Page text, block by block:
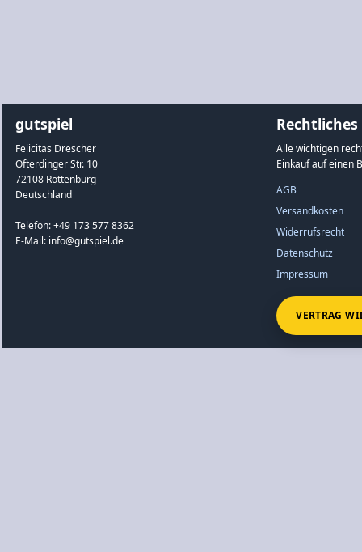
gutspiel
Felicitas Drescher
Ofterdinger Str. 10
72108 Rottenburg
Deutschland
Telefon: +49 173 577 8362
E-Mail: info@gutspiel.de
Rechtliches
Alle wichtigen
Einkauf auf einen
AGB
Versandkosten
Widerrufsrecht
Datenschutz
Impressum
VERTRAG